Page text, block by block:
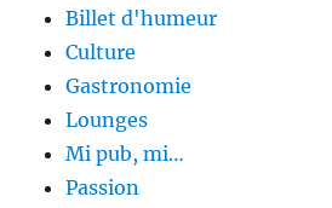
Billet d'humeur
Culture
Gastronomie
Lounges
Mi pub, mi…
Passion